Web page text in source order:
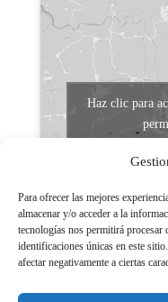
Para ofrecer las mejores
almacenar y/o acceder a la
tecnologías nos permitirá procesar
identificaciones únicas en este
afectar negativamente a ciertas
Haz clic para
Aviso legal